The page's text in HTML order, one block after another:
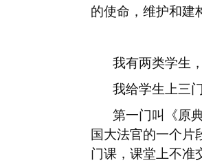
的使命，维护和建
我有两类学生
我给学生上三
第一门叫《原
国大法官的一个片
门课，课堂上不准